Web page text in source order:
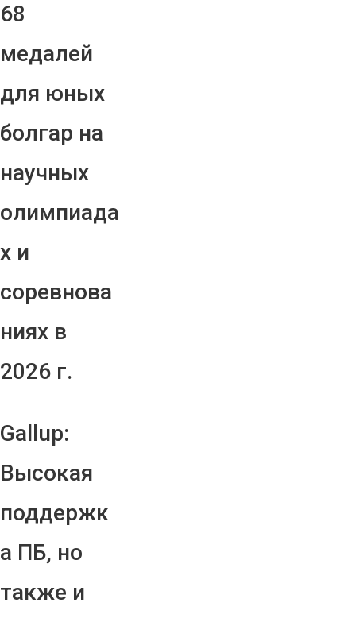
68
медалей
для юных
болгар на
научных
олимпиада
х и
соревнова
ниях в
2026 г.
Gallup:
Высокая
поддержк
а ПБ, но
также и